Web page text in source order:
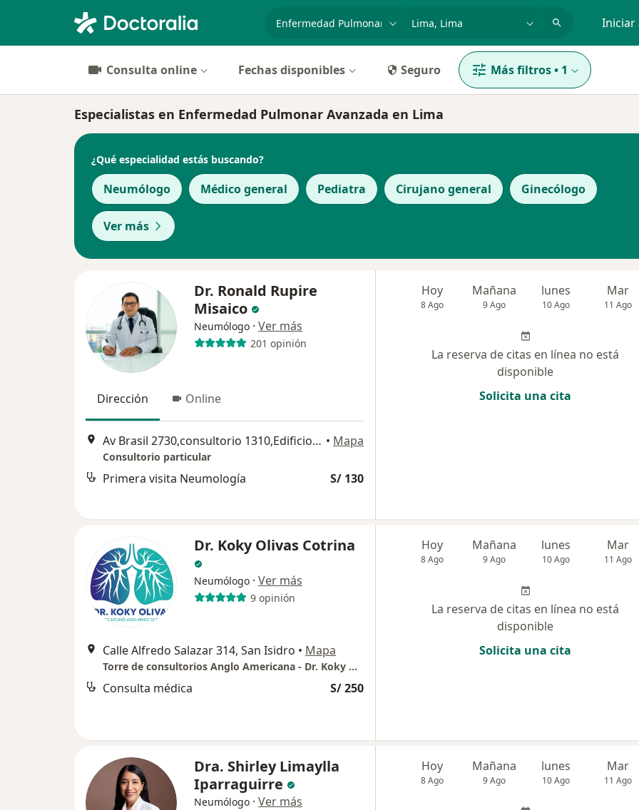
Iniciar
Consulta online Fechas disponibles Seguro Más filtros• 1
Especialistas en Enfermedad Pulmonar Avanzada en Lima
¿Qué especialidad estás buscando?
Neumólogo Médico general Pediatra Cirujano general Ginecólogo
Ver más
Dr. Ronald Rupire
Misaico
Neumólogo · Ver más
201 opinión
Dirección Online
Av Brasil 2730,consultorio 1310,Edificio Qualis, altura del del Hospital Militar del Perú., Pueblo Libre • Mapa
Consultorio particular
Primera visita Neumología S/ 130
Hoy
8 Ago
Mañana
9 Ago
lunes
10 Ago
Mar
11 Ago
La reserva de citas en línea no está
disponible
Solicita una cita
Dr. Koky Olivas Cotrina
Neumólogo · Ver más
9 opinión
Calle Alfredo Salazar 314, San Isidro • Mapa
Torre de consultorios Anglo Americana - Dr. Koky Olivas - Neumólogo - Apnea de sueño
Consulta médica S/ 250
Hoy
8 Ago
Mañana
9 Ago
lunes
10 Ago
Mar
11 Ago
La reserva de citas en línea no está
disponible
Solicita una cita
Dra. Shirley Limaylla
Iparraguirre
Neumólogo · Ver más
Hoy
8 Ago
Mañana
9 Ago
lunes
10 Ago
Mar
11 Ago